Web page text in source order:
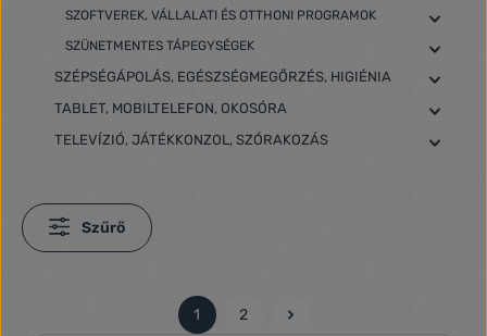
SZOFTVEREK, VÁLLALATI ÉS OTTHONI PROGRAMOK
SZÜNETMENTES TÁPEGYSÉGEK
SZÉPSÉGÁPOLÁS, EGÉSZSÉGMEGŐRZÉS, HIGIÉNIA
TABLET, MOBILTELEFON, OKOSÓRA
TELEVÍZIÓ, JÁTÉKKONZOL, SZÓRAKOZÁS
Szűrő
Oldal
1
Oldal
2